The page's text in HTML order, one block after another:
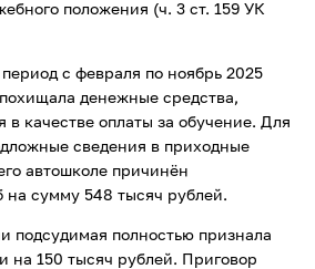
положения (ч. 3 ст. 159 УК
с февраля по ноябрь 2025
денежные средства,
качестве оплаты за обучение. Для
сведения в приходные
автошколе причинён
сумму 548 тысяч рублей.
подсудимая полностью признала
на 150 тысяч рублей. Приговор